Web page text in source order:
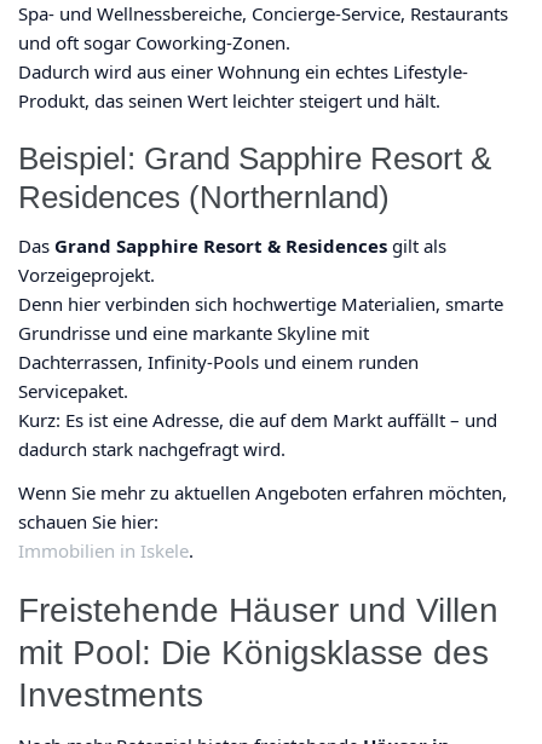
Spa- und Wellnessbereiche, Concierge-Service, Restaurants
und oft sogar Coworking-Zonen.
Dadurch wird aus einer Wohnung ein echtes Lifestyle-
Produkt, das seinen Wert leichter steigert und hält.
Beispiel: Grand Sapphire Resort &
Residences (Northernland)
Das Grand Sapphire Resort & Residences gilt als
Vorzeigeprojekt.
Denn hier verbinden sich hochwertige Materialien, smarte
Grundrisse und eine markante Skyline mit
Dachterrassen, Infinity-Pools und einem runden
Servicepaket.
Kurz: Es ist eine Adresse, die auf dem Markt auffällt – und
dadurch stark nachgefragt wird.
Wenn Sie mehr zu aktuellen Angeboten erfahren möchten,
schauen Sie hier:
Immobilien in Iskele.
Freistehende Häuser und Villen
mit Pool: Die Königsklasse des
Investments